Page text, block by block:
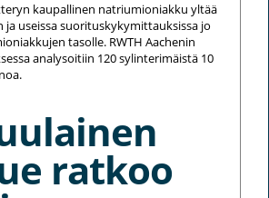
kaupallinen natriumioniakku yltää
ja useissa suorituskykymittauksissa jo
tasolle. RWTH Aachenin
analysoitiin 120 sylinterimäistä 10
ratkoo